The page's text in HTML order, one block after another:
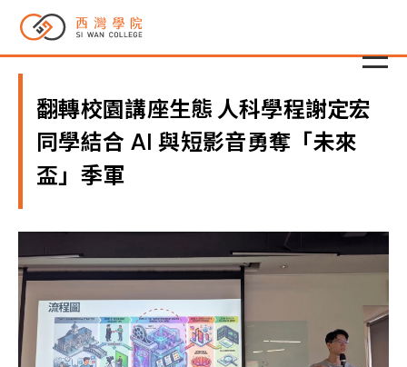
翻轉校園講座生態 人科學程謝定宏
同學結合 AI 與短影音勇奪「未來
盃」季軍